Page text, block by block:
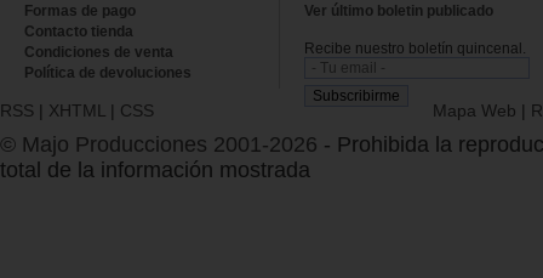
Formas de pago
Contacto tienda
Condiciones de venta
Política de devoluciones
Ver último boletin publicado
Recibe nuestro boletín quincenal.
RSS | XHTML | CSS Mapa Web |
© Majo Producciones 2001-2026 - Prohibida la
total de la información mostrada